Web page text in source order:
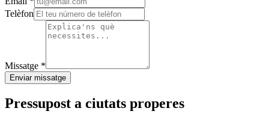
Telèfon
Missatge *
Enviar missatge
Pressupost a ciutats properes